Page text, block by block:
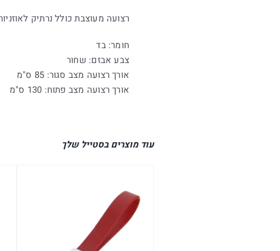
רצועה מעוצבת כולל נרתיק
חומר: בד
צבע אבזם: שחור
אורך רצועה מצב סגור: 85 ס"מ
אורך רצועה מצב פתוח: 130 ס"מ
עוד מוצרים בסטייל שלך